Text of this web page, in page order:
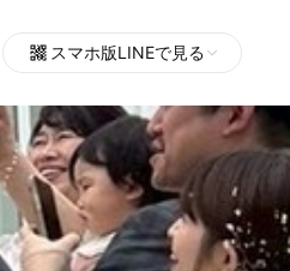
スマホ版LINEで見る